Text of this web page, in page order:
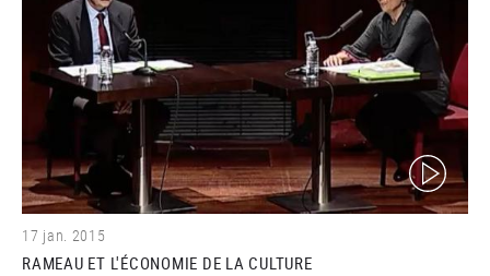
(video)
17 jan. 2015
RAMEAU ET L'ÉCONOMIE DE LA CULTURE